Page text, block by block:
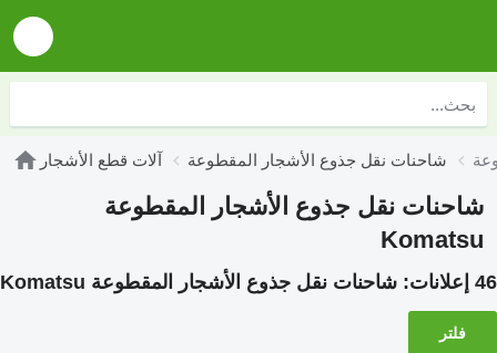
آلات قطع الأشجار شاحنات نقل جذوع الأشجار المقطوعة
شاحنات نقل جذوع الأشجار المقطوعة
Komatsu
46 إعلانات: شاحنات نقل جذوع الأشجار المقطوعة Komatsu
فلتر